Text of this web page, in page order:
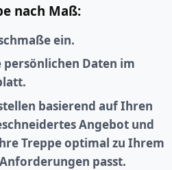
nach Maß:
ein.
Daten im
basierend auf Ihren
Angebot und
Treppe optimal zu Ihrem
passt.